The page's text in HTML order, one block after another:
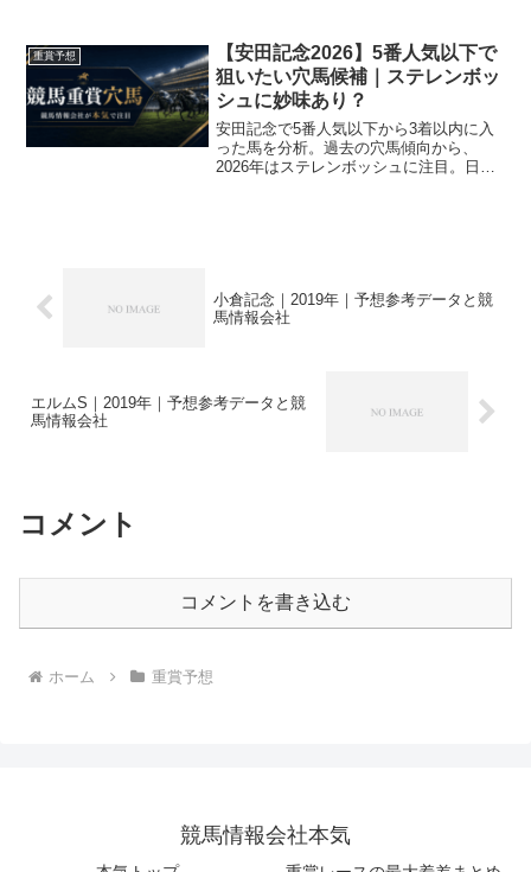
馬をもとに、種牡馬別成績・騎手別成
績・タイム指数上位馬を...
重賞予想
【安田記念2026】5番人気以下で
狙いたい穴馬候補｜ステレンボッ
シュに妙味あり？
安田記念で5番人気以下から3着以内に入
った馬を分析。過去の穴馬傾向から、
2026年はステレンボッシュに注目。日本
小倉記念｜2019年｜予想参考データと競
馬情報会社
エルムS｜2019年｜予想参考データと競
馬情報会社
コメント
コメントを書き込む
ホーム 重賞予想
競馬情報会社本気